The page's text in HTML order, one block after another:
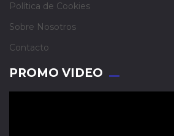
Política de Cookies
Sobre Nosotros
Contacto
PROMO VIDEO